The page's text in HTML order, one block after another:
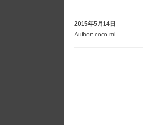
2015年5月14日
Author: coco-mi